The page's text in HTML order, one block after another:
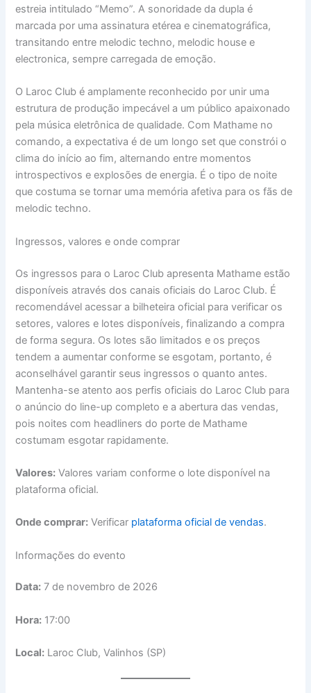
estreia intitulado “Memo”. A sonoridade da dupla é
marcada por uma assinatura etérea e cinematográfica,
transitando entre melodic techno, melodic house e
electronica, sempre carregada de emoção.
O Laroc Club é amplamente reconhecido por unir uma
estrutura de produção impecável a um público apaixonado
pela música eletrônica de qualidade. Com Mathame no
comando, a expectativa é de um longo set que constrói o
clima do início ao fim, alternando entre momentos
introspectivos e explosões de energia. É o tipo de noite
que costuma se tornar uma memória afetiva para os fãs de
melodic techno.
Ingressos, valores e onde comprar
Os ingressos para o Laroc Club apresenta Mathame estão
disponíveis através dos canais oficiais do Laroc Club. É
recomendável acessar a bilheteira oficial para verificar os
setores, valores e lotes disponíveis, finalizando a compra
de forma segura. Os lotes são limitados e os preços
tendem a aumentar conforme se esgotam, portanto, é
aconselhável garantir seus ingressos o quanto antes.
Mantenha-se atento aos perfis oficiais do Laroc Club para
o anúncio do line-up completo e a abertura das vendas,
pois noites com headliners do porte de Mathame
costumam esgotar rapidamente.
Valores: Valores variam conforme o lote disponível na
plataforma oficial.
Onde comprar: Verificar plataforma oficial de vendas.
Informações do evento
Data: 7 de novembro de 2026
Hora: 17:00
Local: Laroc Club, Valinhos (SP)